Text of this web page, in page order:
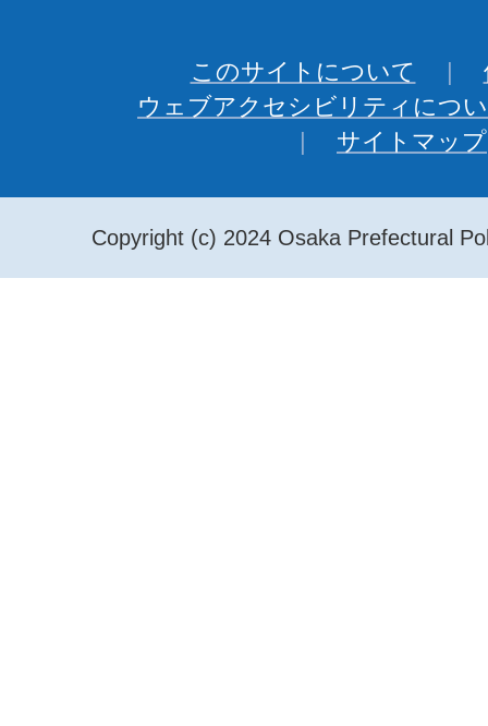
このサイトについて
ウェブアクセシビリティにつ
サイトマップ
Copyright (c) 2024 Osaka Prefectural